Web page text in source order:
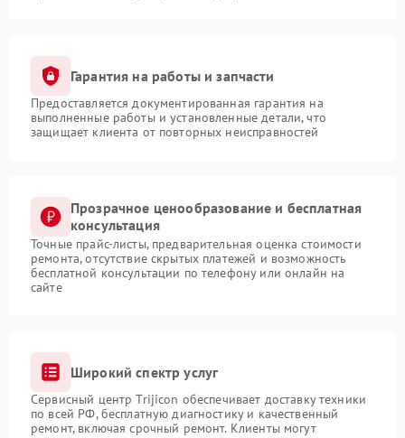
Гарантия на работы и запчасти
Предоставляется документированная гарантия на
выполненные работы и установленные детали, что
защищает клиента от повторных неисправностей
Прозрачное ценообразование и бесплатная
консультация
Точные прайс-листы, предварительная оценка стоимости
ремонта, отсутствие скрытых платежей и возможность
бесплатной консультации по телефону или онлайн на
сайте
Широкий спектр услуг
Сервисный центр Trijicon обеспечивает доставку техники
по всей РФ, бесплатную диагностику и качественный
ремонт, включая срочный ремонт. Клиенты могут